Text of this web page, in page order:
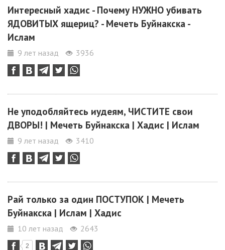
Интересный хадис - Почему НУЖНО убивать
ЯДОВИТЫХ ящериц? - Мечеть Буйнакска -
Ислам
9 лет назад 3936
Не уподобляйтесь иудеям, ЧИСТИТЕ свои
ДВОРЫ! | Мечеть Буйнакска | Хадис | Ислам
9 лет назад 3410
Рай только за один ПОСТУПОК | Мечеть
Буйнакска | Ислам | Хадис
10 лет назад 2643
2